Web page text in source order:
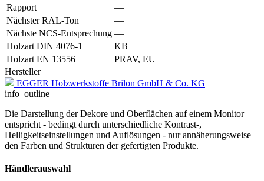
Rapport
—
Nächster RAL-Ton
—
Nächste NCS-Entsprechung —
Holzart DIN 4076-1
KB
Holzart EN 13556
PRAV, EU
Hersteller
EGGER Holzwerkstoffe Brilon GmbH & Co. KG
info_outline
Die Darstellung der Dekore und Oberflächen auf einem Monitor
entspricht - bedingt durch unterschiedliche Kontrast-,
Helligkeitseinstellungen und Auflösungen - nur annäherungsweise
den Farben und Strukturen der gefertigten Produkte.
Händlerauswahl